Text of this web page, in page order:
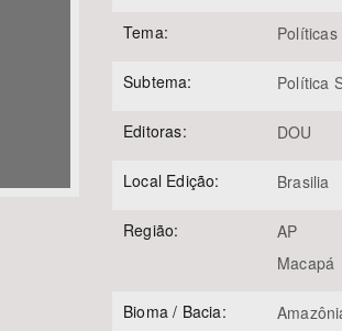
Tema:
Subtema: Política
Editoras: DOU
Local Edição: Brasilia
Região:
AP
Macapá
Bioma / Bacia: